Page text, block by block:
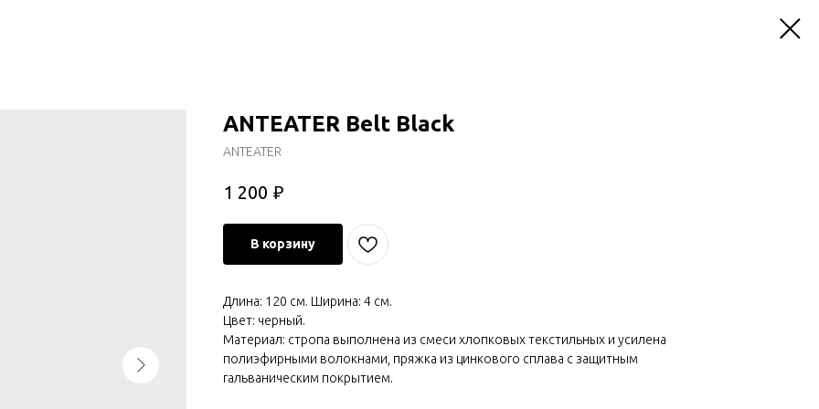
ANTEATER Belt Black
ANTEATER
1 200 ₽
В корзину
Длина: 120 см. Ширина: 4 см.
Цвет: черный.
Материал: стропа выполнена из смеси хлопковых текстильных и усилена
полиэфирными волокнами, пряжка из цинкового сплава с защитным
гальваническим покрытием.